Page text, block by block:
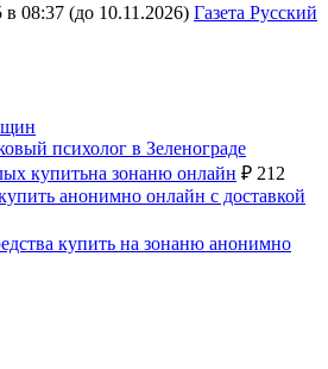
в 08:37 (до 10.11.2026) Газета Русский
психолог в Зеленограде
купитьна зонаню онлайн ₽ 212
анонимно онлайн с доставкой
купить на зонаню анонимно